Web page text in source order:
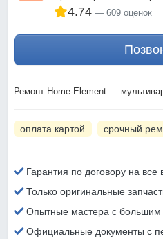
4.74 609 оценок
Ремонт Home-Element —
оплата картой срочный
Гарантия по договору на все
Только оригинальные
Опытные мастера с большим
Официальные документы с